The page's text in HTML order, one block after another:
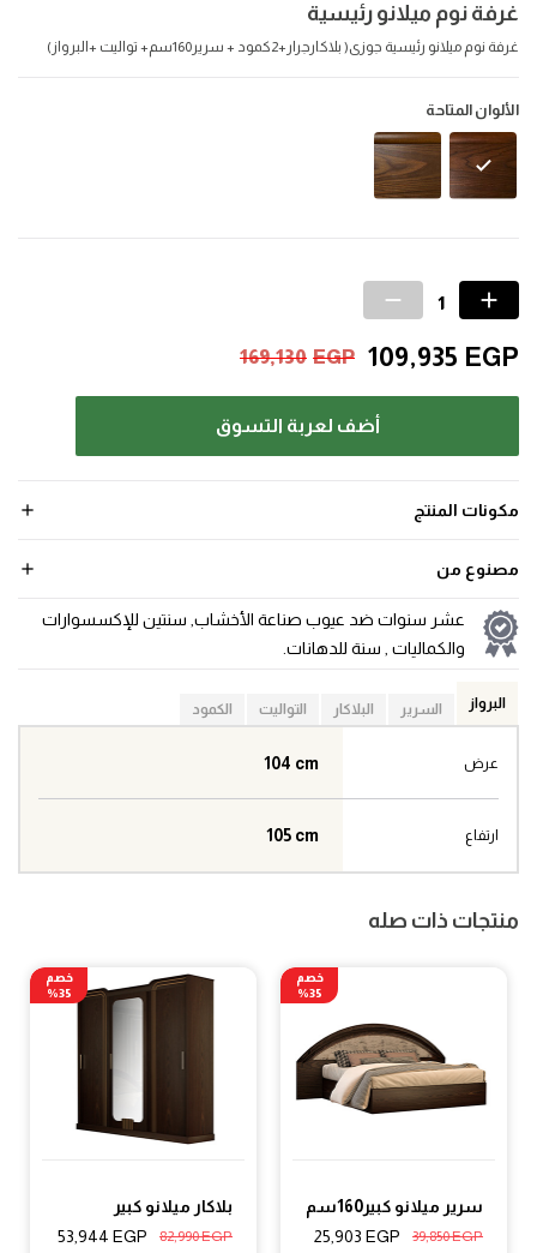
غرفة نوم ميلانو رئيسية
غرفة نوم ميلانو رئيسية جوزى( بلاكارجرار+2كمود + سرير160سم+ تواليت +البرواز)
الألوان المتاحة
169,130 EGP 109,935 EGP
أضف لعربة التسوق
مكونات المنتج
مصنوع من
عشر سنوات ضد عيوب صناعة الأخشاب, سنتين للإكسسوارات
والكماليات , سنة للدهانات.
البرواز السرير البلاكار التواليت الكمود
عرض 104 cm
ارتفاع 105 cm
منتجات ذات صله
سرير ميلانو كبير160سم
39,850EGP
25,903 EGP
خصم
35%
بلاكار ميلانو كبير
82,990EGP
53,944 EGP
خصم
35%